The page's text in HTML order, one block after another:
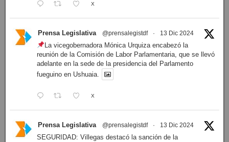
X
Prensa Legislativa @prensalegistdf · 13 Dic 2024
La vicegobernadora Mónica Urquiza encabezó la
reunión de la Comisión de Labor Parlamentaria, que se llevó
adelante en la sede de la presidencia del Parlamento
fueguino en Ushuaia.
X
Prensa Legislativa @prensalegistdf · 13 Dic 2024
SEGURIDAD: Villegas destacó la sanción de la